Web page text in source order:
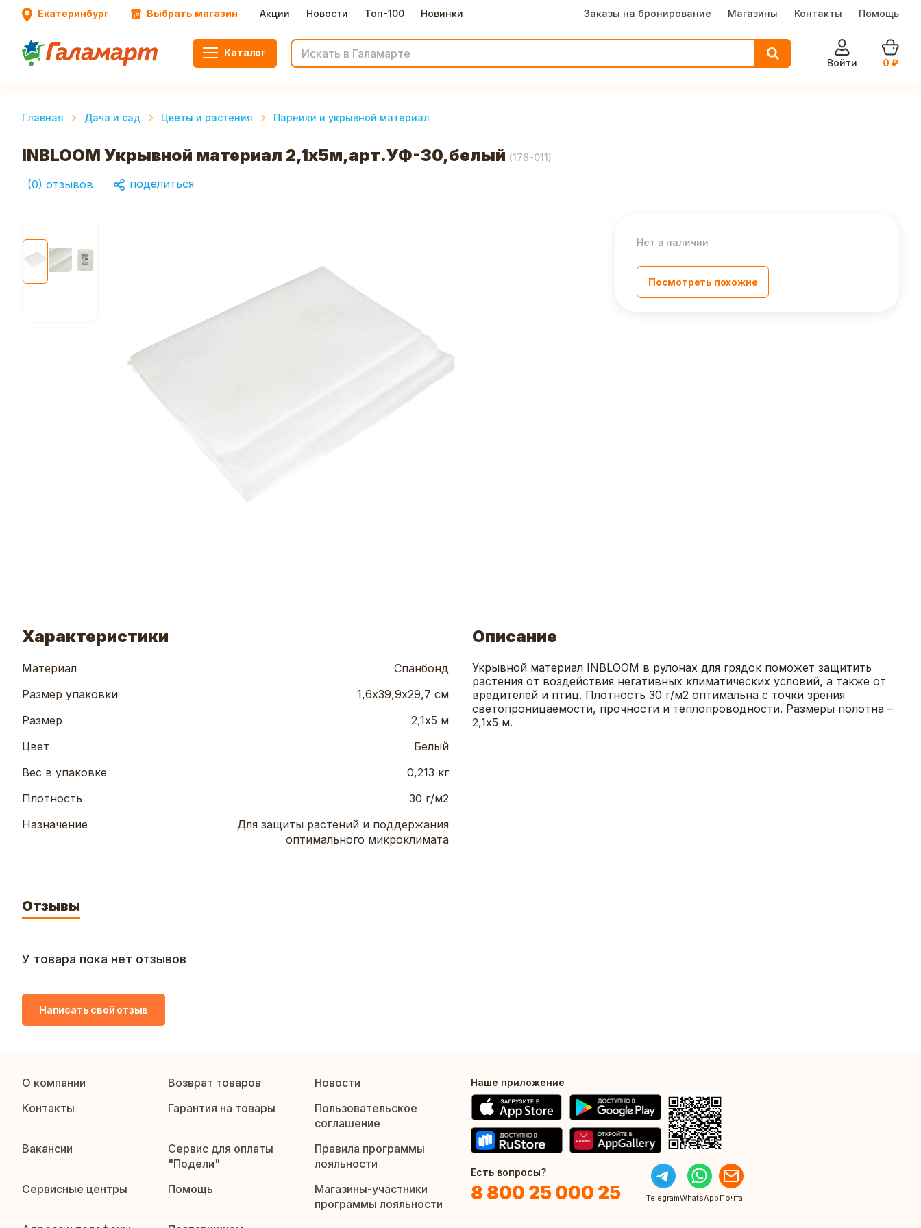
Екатеринбург Выбрать магазин Акции Новости Топ-100 Новинки Заказы на бронирование Магазины Контакты Помощь
Каталог
Войти
0 ₽
Главная Дача и сад Цветы и растения Парники и укрывной материал
INBLOOM Укрывной материал 2,1х5м,арт.УФ-30,белый (178-011)
(0) отзывов поделиться
Нет в наличии
Посмотреть похожие
Характеристики
Материал
Спанбонд
Размер упаковки
1,6х39,9х29,7 см
Размер
2,1х5 м
Цвет
Белый
Вес в упаковке
0,213 кг
Плотность
30 г/м2
Назначение
Для защиты растений и поддержания
оптимального микроклимата
Описание
Укрывной материал INBLOOM в рулонах для грядок поможет защитить
растения от воздействия негативных климатических условий, а также от
вредителей и птиц. Плотность 30 г/м2 оптимальна с точки зрения
светопроницаемости, прочности и теплопроводности. Размеры полотна –
2,1х5 м.
Отзывы
У товара пока нет отзывов
Написать свой отзыв
О компании Возврат товаров
Новости
Контакты
Гарантия на товары
Пользовательское
соглашение
Вакансии
Сервис для оплаты
"Подели"
Правила программы
лояльности
Сервисные центры
Помощь
Магазины-участники
программы лояльности
Наше приложение
Есть вопросы?
8 800 25 000 25 TelegramWhatsApp Почта